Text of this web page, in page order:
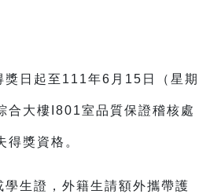
獎日起至111年6月15日（星期
合大樓I801室品質保證稽核處
得獎資格。
生證，外籍生請額外攜帶護